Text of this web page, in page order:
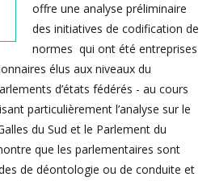
offre une analyse préliminaire
des initiatives de codification de
normes qui ont été entreprises
élus aux niveaux du
d’états fédérés - au cours
particulièrement l’analyse sur le
du Sud et le Parlement du
que les parlementaires sont
de déontologie ou de conduite et